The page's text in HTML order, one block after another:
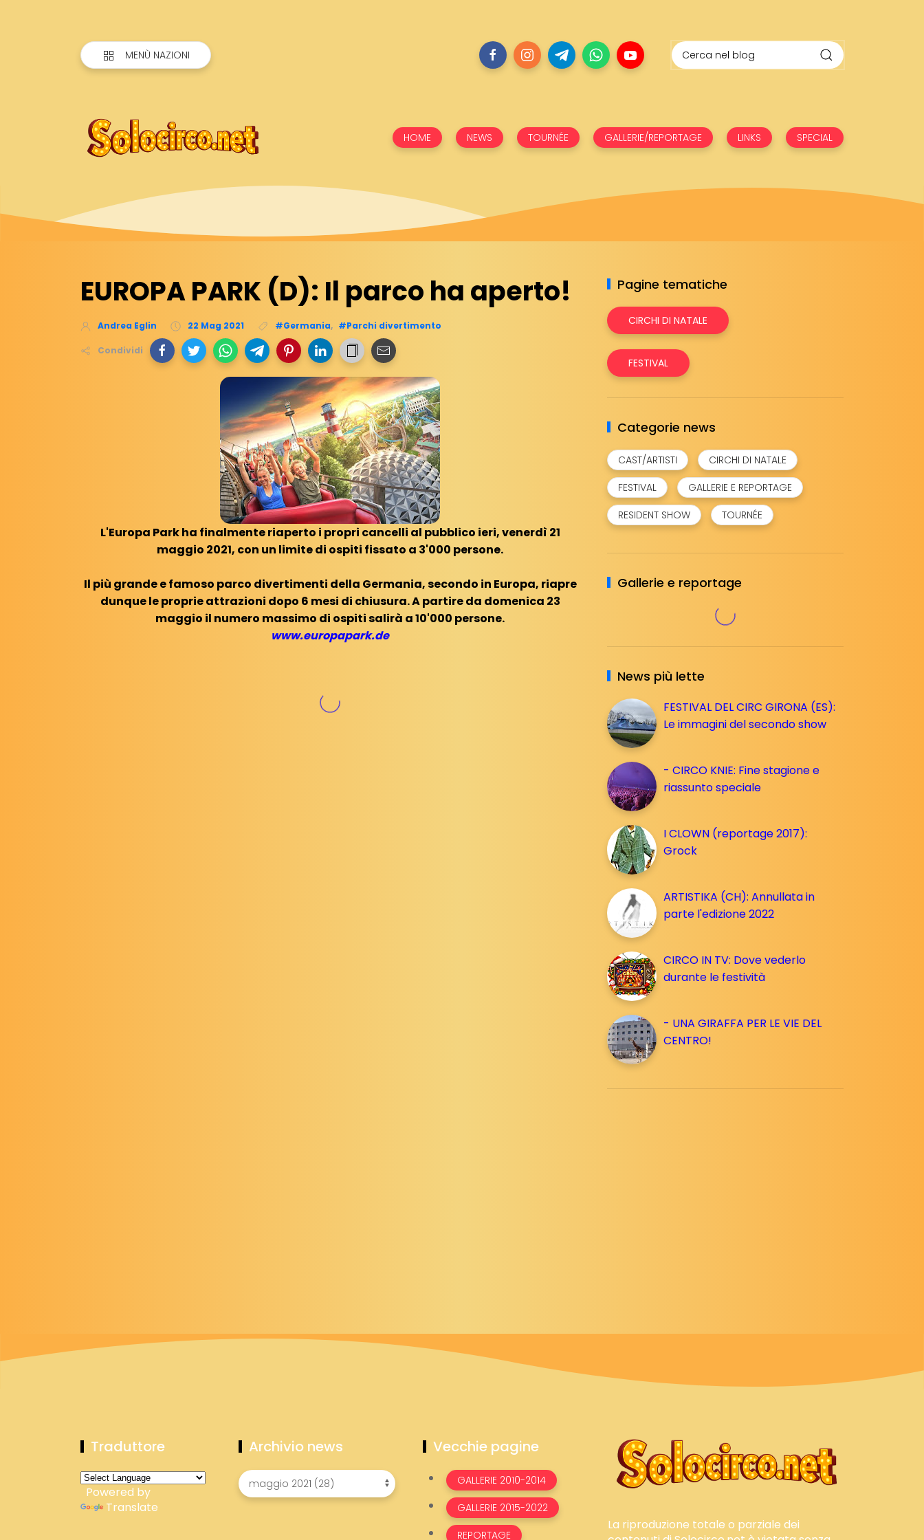
MENÙ NAZIONI
HOME NEWS TOURNÉE GALLERIE/REPORTAGE LINKS SPECIAL
EUROPA PARK (D): Il parco ha aperto!
Andrea Eglin 22 Mag 2021 #Germania, #Parchi divertimento
Condividi
L'Europa Park ha finalmente riaperto i propri cancelli al pubblico ieri, venerdì 21
maggio 2021, con un limite di ospiti fissato a 3'000 persone.
Il più grande e famoso parco divertimenti della Germania, secondo in Europa, riapre
dunque le proprie attrazioni dopo 6 mesi di chiusura. A partire da domenica 23
maggio il numero massimo di ospiti salirà a 10'000 persone.
www.europapark.de
Pagine tematiche
CIRCHI DI NATALE
FESTIVAL
Categorie news
CAST/ARTISTI
CIRCHI DI NATALE
FESTIVAL
GALLERIE E REPORTAGE
RESIDENT SHOW
TOURNÉE
Gallerie e reportage
News più lette
FESTIVAL DEL CIRC GIRONA (ES):
Le immagini del secondo show
- CIRCO KNIE: Fine stagione e
riassunto speciale
I CLOWN (reportage 2017):
Grock
ARTISTIKA (CH): Annullata in
parte l'edizione 2022
CIRCO IN TV: Dove vederlo
durante le festività
- UNA GIRAFFA PER LE VIE DEL
CENTRO!
Traduttore
Powered by
Translate
Archivio news Vecchie pagine
GALLERIE 2010-2014
GALLERIE 2015-2022
REPORTAGE
La riproduzione totale o parziale dei